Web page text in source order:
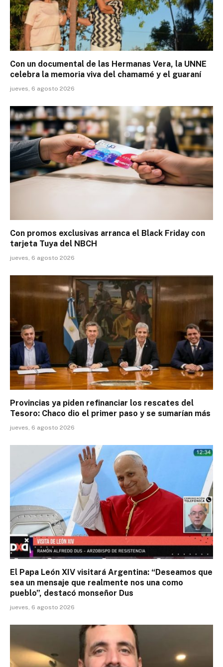
Con un documental de las Hermanas Vera, la UNNE
celebra la memoria viva del chamamé y el guaraní
jueves, 6 agosto 2026
Con promos exclusivas arranca el Black Friday con
tarjeta Tuya del NBCH
jueves, 6 agosto 2026
Provincias ya piden refinanciar los rescates del
Tesoro: Chaco dio el primer paso y se sumarían más
jueves, 6 agosto 2026
El Papa León XIV visitará Argentina: “Deseamos que
sea un mensaje que realmente nos una como
pueblo”, destacó monseñor Dus
jueves, 6 agosto 2026